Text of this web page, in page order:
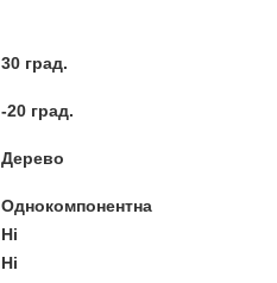
30 град.
-20 град.
Дерево
Однокомпонентна
Ні
Ні